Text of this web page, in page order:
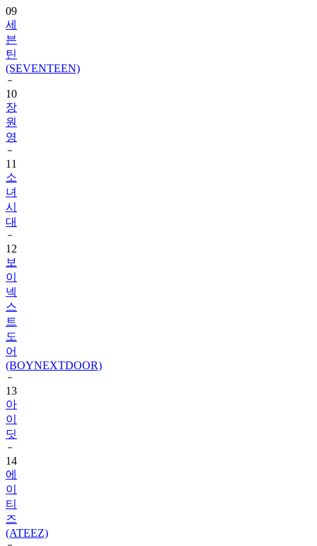
09
세
븐
틴
(SEVENTEEN)
10
장
원
영
11
소
녀
시
대
12
보
이
넥
스
트
도
어
(BOYNEXTDOOR)
13
아
이
딧
14
에
이
티
즈
(ATEEZ)